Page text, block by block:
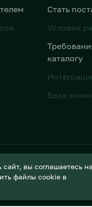
Стать
Условия
каталогу
База
вы соглашаетесь на
файлы cookie в